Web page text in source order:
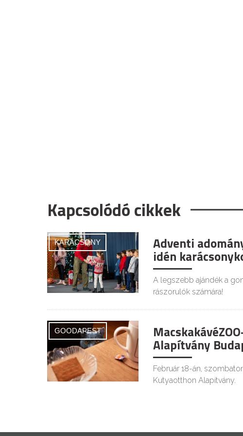
Kapcsolódó cikkek
KARÁCSONY Adventi
idén
A legszebb ajándék a
rászorulók számára!
GOODAPEST
Alapítvány
Február 18-án,
Kutyaotthon Alapítvány.